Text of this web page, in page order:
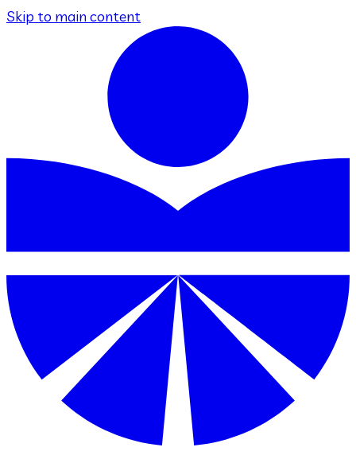
Skip to main content